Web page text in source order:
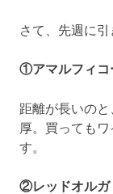
さて、先週に引
①アマルフィコ
距離が長いの
厚。買っても
す。
②レッドオルガ